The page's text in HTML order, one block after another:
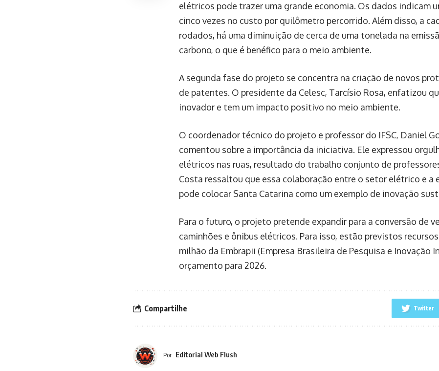
elétricos pode trazer uma grande economia. Os dados indicam
cinco vezes no custo por quilômetro percorrido. Além disso, a
rodados, há uma diminuição de cerca de uma tonelada na
carbono, o que é benéfico para o meio ambiente.
A segunda fase do projeto se concentra na criação de novos
de patentes. O presidente da Celesc, Tarcísio Rosa, enfatizou
inovador e tem um impacto positivo no meio ambiente.
O coordenador técnico do projeto e professor do IFSC, Daniel
comentou sobre a importância da iniciativa. Ele expressou
elétricos nas ruas, resultado do trabalho conjunto de
Costa ressaltou que essa colaboração entre o setor elétrico e a
pode colocar Santa Catarina como um exemplo de inovação
Para o futuro, o projeto pretende expandir para a conversão de
caminhões e ônibus elétricos. Para isso, estão previstos
milhão da Embrapii (Empresa Brasileira de Pesquisa e Inovação
orçamento para 2026.
Compartilhe Twitter
Por Editorial Web Flush